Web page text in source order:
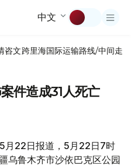
中文
咨文跨里海国际运输路线/中间走廊
件造成31人死亡
月22日报道，5月22日7时
乌鲁木齐市沙依巴克区公园